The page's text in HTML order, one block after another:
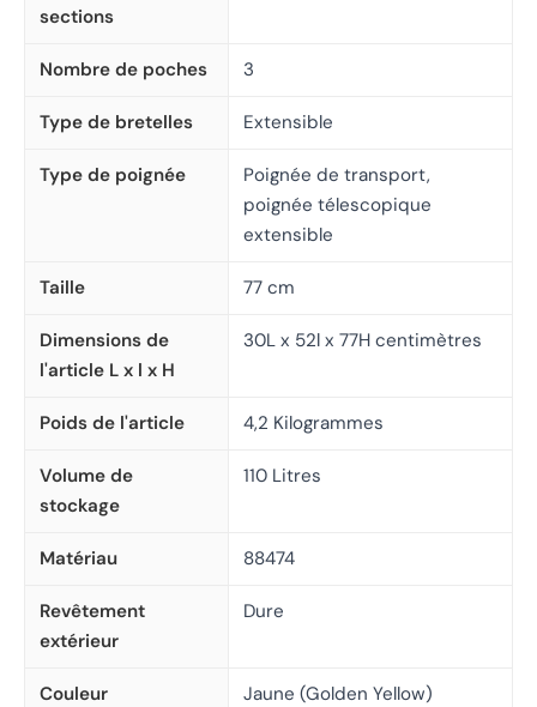
sections
Nombre de poches 3
Type de bretelles Extensible
Type de poignée
Poignée de transport,
poignée télescopique
extensible
Taille 77 cm
Dimensions de
l'article L x l x H
30L x 52l x 77H centimètres
Poids de l'article 4,2 Kilogrammes
Volume de
stockage
110 Litres
Matériau 88474
Revêtement
extérieur
Dure
Couleur Jaune (Golden Yellow)